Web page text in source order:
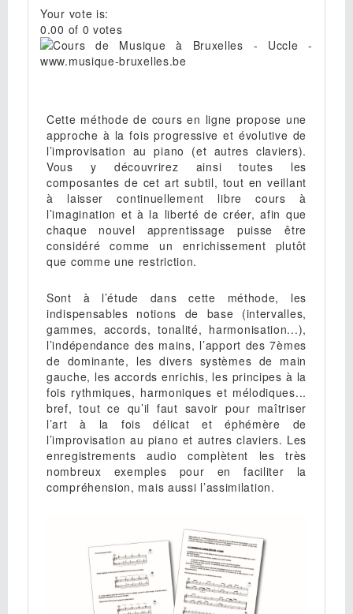
Your vote is:
0.00 of 0 votes
Cette méthode de cours en ligne propose une
approche à la fois progressive et évolutive de
l’improvisation au piano (et autres claviers).
Vous y découvrirez ainsi toutes les
composantes de cet art subtil, tout en veillant
à laisser continuellement libre cours à
l’imagination et à la liberté de créer, afin que
chaque nouvel apprentissage puisse être
considéré comme un enrichissement plutôt
que comme une restriction.
Sont à l’étude dans cette méthode, les
indispensables notions de base (intervalles,
gammes, accords, tonalité, harmonisation...),
l’indépendance des mains, l’apport des 7èmes
de dominante, les divers systèmes de main
gauche, les accords enrichis, les principes à la
fois rythmiques, harmoniques et mélodiques...
bref, tout ce qu’il faut savoir pour maîtriser
l’art à la fois délicat et éphémère de
l’improvisation au piano et autres claviers. Les
enregistrements audio complètent les très
nombreux exemples pour en faciliter la
compréhension, mais aussi l’assimilation.